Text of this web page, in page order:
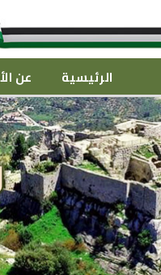
الرئيسية عن